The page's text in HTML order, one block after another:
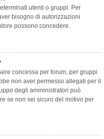
utenti o gruppi. Per
bisogno di autorizzazioni
possono concedere.
concessa per forum, per gruppi
non aver permesso allegati per il
degli amministratori può
se non sei sicuro del motivo per